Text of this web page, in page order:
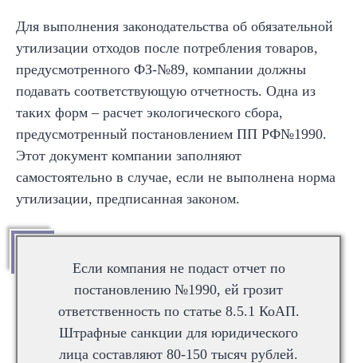
Для выполнения законодательства об обязательной
утилизации отходов после потребления товаров,
предусмотренного ФЗ-№89, компании должны
подавать соответствующую отчетность. Одна из
таких форм – расчет экологического сбора,
предусмотренный постановлением ПП РФ№1990.
Этот документ компании заполняют
самостоятельно в случае, если не выполнена норма
утилизации, предписанная законом.
Если компания не подаст отчет по
постановлению №1990, ей грозит
ответственность по статье 8.5.1 КоАП.
Штрафные санкции для юридического
лица составляют 80-150 тысяч рублей.